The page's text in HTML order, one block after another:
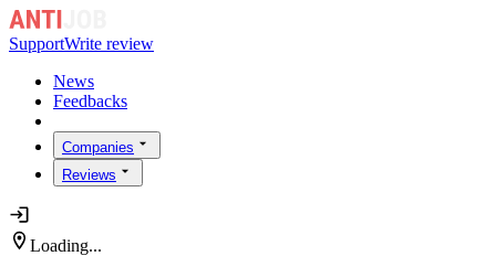
SupportWrite review
News
Feedbacks
Companies
Reviews
Loading...